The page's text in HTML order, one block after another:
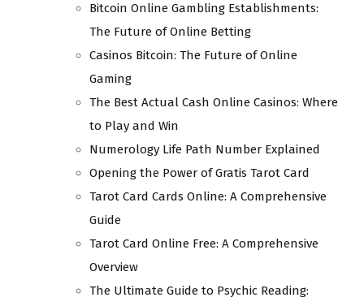
Bitcoin Online Gambling Establishments:
The Future of Online Betting
Casinos Bitcoin: The Future of Online
Gaming
The Best Actual Cash Online Casinos: Where
to Play and Win
Numerology Life Path Number Explained
Opening the Power of Gratis Tarot Card
Tarot Card Cards Online: A Comprehensive
Guide
Tarot Card Online Free: A Comprehensive
Overview
The Ultimate Guide to Psychic Reading: